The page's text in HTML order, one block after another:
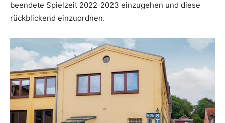
beendete Spielzeit 2022-2023 einzugehen und diese
rückblickend einzuordnen.